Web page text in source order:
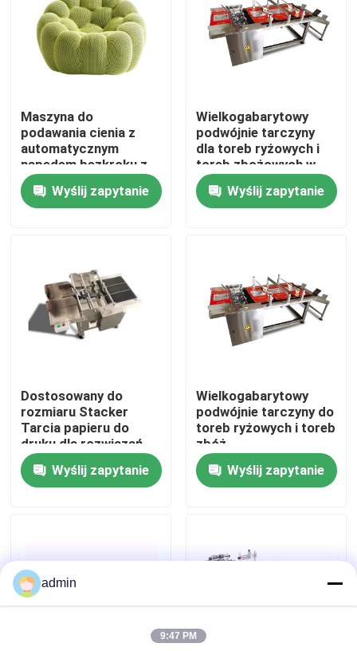
Do domu
Filmy
O nas
Wycieczka po fabryce
Kontrola jakości
Skontaktuj się z nami
Sprawy
Maszyna do
podawania cienia z
automatycznym
napędem bezkroku z
uchwytem CIJ
Wyślij zapytanie
Wielkogabarytowy
podwójnie tarczyny
dla toreb ryżowych i
toreb zbożowych w
dużych rozmiarach
Wyślij zapytanie
Dostosowany do
rozmiaru Stacker
Tarcia papieru do
druku dla rozwiązań
druku
Wyślij zapytanie
Wielkogabarytowy
podwójnie tarczyny do
toreb ryżowych i toreb
zbóż
Wyślij zapytanie
admin
9:47 PM